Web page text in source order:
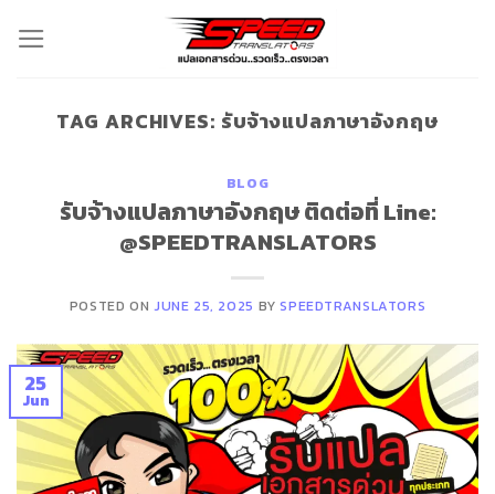
TAG ARCHIVES: รับจ้างแปลภาษาอังกฤษ
BLOG
รับจ้างแปลภาษาอังกฤษ ติดต่อที่ Line:
@SPEEDTRANSLATORS
POSTED ON JUNE 25, 2025 BYSPEEDTRANSLATORS
25
Jun